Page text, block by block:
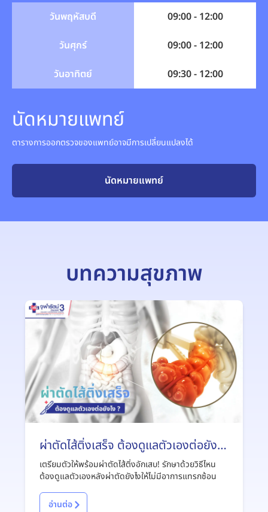
วันพฤหัสบดี
09:00 - 12:00
วันศุกร์
09:00 - 12:00
วันอาทิตย์
09:30 - 12:00
นัดหมายแพทย์
ตารางการออกตรวจของแพทย์อาจมีการเปลี่ยนแปลงได้
นัดหมายแพทย์
บทความสุขภาพ
ผ่าตัดไส้ติ่งเสร็จ ต้องดูแลตัวเองต่อยังไง
?
เตรียมตัวให้พร้อมผ่าตัดไส้ติ่งอักเสบ! รักษาด้วยวิธีไหน
ต้องดูแลตัวเองหลังผ่าตัดยังไงให้ไม่มีอาการแทรกซ้อน
อ่านต่อ